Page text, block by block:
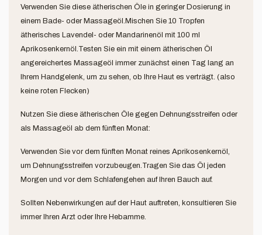
Verwenden Sie diese ätherischen Öle in geringer Dosierung in
einem Bade- oder Massageöl.Mischen Sie 10 Tropfen
ätherisches Lavendel- oder Mandarinenöl mit 100 ml
Aprikosenkernöl.Testen Sie ein mit einem ätherischen Öl
angereichertes Massageöl immer zunächst einen Tag lang an
Ihrem Handgelenk, um zu sehen, ob Ihre Haut es verträgt. (also
keine roten Flecken)
Nutzen Sie diese ätherischen Öle gegen Dehnungsstreifen oder
als Massageöl ab dem fünften Monat:
Verwenden Sie vor dem fünften Monat reines Aprikosenkernöl,
um Dehnungsstreifen vorzubeugen.Tragen Sie das Öl jeden
Morgen und vor dem Schlafengehen auf Ihren Bauch auf.
Sollten Nebenwirkungen auf der Haut auftreten, konsultieren Sie
immer Ihren Arzt oder Ihre Hebamme.